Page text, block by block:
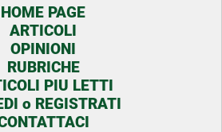
HOME PAGE
ARTICOLI
OPINIONI
RUBRICHE
PIU LETTI
o REGISTRATI